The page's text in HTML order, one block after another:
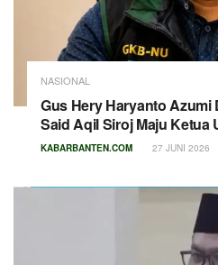
NASIONAL
Gus Hery Haryanto Azumi
Said Aqil Siroj Maju Ketua
KABARBANTEN.COM 27 JUNI 2026